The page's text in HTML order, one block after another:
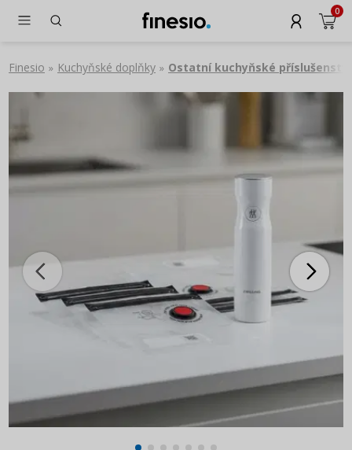
0
Finesio » Kuchyňské doplňky » Ostatní kuchyňské příslušenství